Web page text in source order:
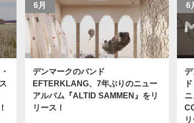
6月
デンマークのバンド
EFTERKLANG、7年ぶりのニュー
アルバム『ALTID SAMMEN』をリ
リース！
6